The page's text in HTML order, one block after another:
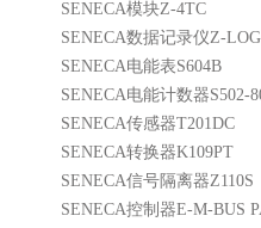
SENECA模块Z-4TC
SENECA数据记录仪Z-
SENECA电能表S604B
SENECA电能计数器S502-
SENECA传感器T201DC
SENECA转换器K109PT
SENECA信号隔离器Z110S
SENECA控制器E-M-BUS